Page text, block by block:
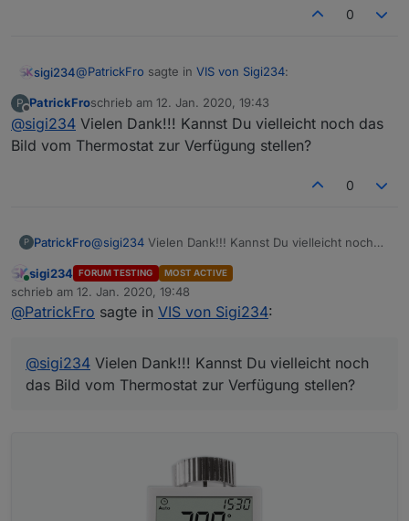
VIEW_LGTV_sigi234.txt
0
sigi234@PatrickFro sagte in VIS von Sigi234:
@sigi234Würdest Du den Heizungs-View zur
Verfügung stellen? Sehe ich richtig, dass sogar
die korrekte Temperatur auf dem Abbild des
VIEW_Heizung_1.txt
angezeigt wird?
Ja, kannst du einstellen.
P
Offline
PatrickFroschrieb am 12. Jan. 2020, 19:43
zuletzt editiert von
@sigi234 Vielen Dank!!! Kannst Du vielleicht noch das
Bild vom Thermostat zur Verfügung stellen?
0
P PatrickFro@sigi234 Vielen Dank!!! Kannst Du vielleicht noch
Online
sigi234 FORUM TESTING MOST ACTIVE
schrieb am 12. Jan. 2020, 19:48
zuletzt editiert von
@PatrickFro sagte in VIS von Sigi234:
@sigi234 Vielen Dank!!! Kannst Du vielleicht noch
das Bild vom Thermostat zur Verfügung stellen?